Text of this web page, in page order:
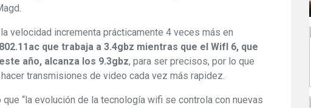
velocidad incrementa prácticamente 4 veces más en
que trabaja a 3.4gbz mientras que el WifI 6, que
año, alcanza los 9.3gbz, para ser precisos, por lo que
transmisiones de video cada vez más rapidez.
“la evolución de la tecnología wifi se controla con nuevas